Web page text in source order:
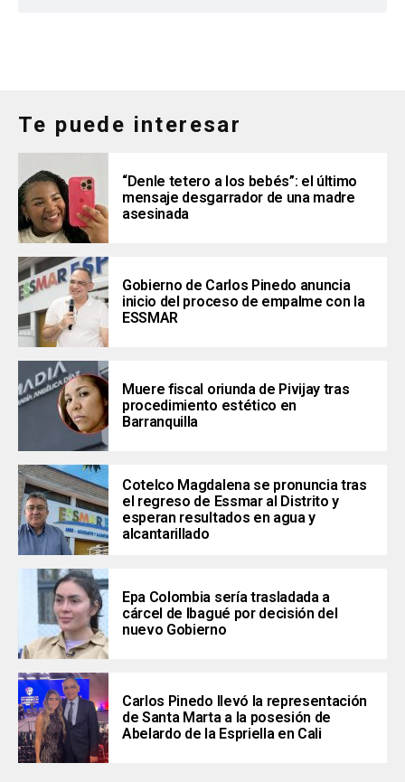
Te puede interesar
“Denle tetero a los bebés”: el último
mensaje desgarrador de una madre
asesinada
Gobierno de Carlos Pinedo anuncia
inicio del proceso de empalme con la
ESSMAR
Muere fiscal oriunda de Pivijay tras
procedimiento estético en
Barranquilla
Cotelco Magdalena se pronuncia tras
el regreso de Essmar al Distrito y
esperan resultados en agua y
alcantarillado
Epa Colombia sería trasladada a
cárcel de Ibagué por decisión del
nuevo Gobierno
Carlos Pinedo llevó la representación
de Santa Marta a la posesión de
Abelardo de la Espriella en Cali